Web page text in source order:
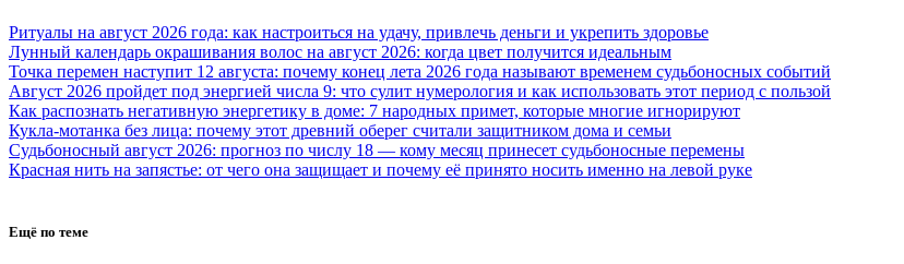
Ритуалы на август 2026 года: как настроиться на удачу, привлечь деньги и укрепить здоровье
Лунный календарь окрашивания волос на август 2026: когда цвет получится идеальным
Точка перемен наступит 12 августа: почему конец лета 2026 года называют временем судьбоносных событий
Август 2026 пройдет под энергией числа 9: что сулит нумерология и как использовать этот период с пользой
Как распознать негативную энергетику в доме: 7 народных примет, которые многие игнорируют
Кукла-мотанка без лица: почему этот древний оберег считали защитником дома и семьи
Судьбоносный август 2026: прогноз по числу 18 — кому месяц принесет судьбоносные перемены
Красная нить на запястье: от чего она защищает и почему её принято носить именно на левой руке
Ещё по теме